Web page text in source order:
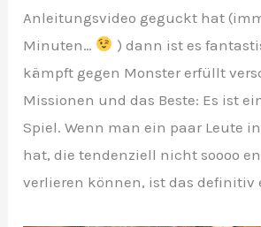
Anleitungsvideo geguckt hat
Minuten…
) dann ist es
kämpft gegen Monster erfüllt
Missionen und das Beste: Es ist
Spiel. Wenn man ein paar Leute
hat, die tendenziell nicht soooo
verlieren können, ist das definitiv